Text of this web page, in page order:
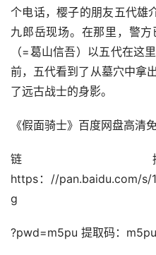
个电话，樱子的朋友五代雄
九郎岳现场。在那里，警
（=葛山信吾）以五代在这
前，五代看到了从墓穴中拿
了远古战士的身影。
《假面骑士》百度网盘高清
链
https：//pan.baidu.com/s/
g
?pwd=m5pu 提取码：m5pu